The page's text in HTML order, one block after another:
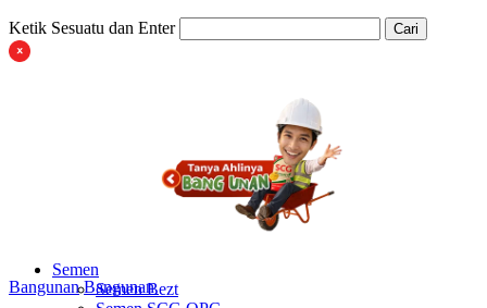
Ketik Sesuatu dan Enter Cari
Bangunan Bangunan
Semen
Semen Bezt